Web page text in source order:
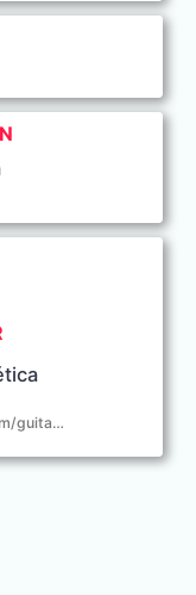
https://www.facebook.com/guitarrapoetica.conil